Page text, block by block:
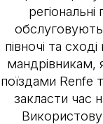
обслуговують
півночі та
мандрівникам,
поїздами Renfe
закласти час